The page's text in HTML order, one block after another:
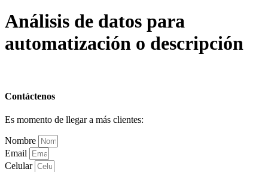
Análisis de datos para
automatización o descripción
Contáctenos
Es momento de llegar a más clientes:
Nombre
Email
Celular